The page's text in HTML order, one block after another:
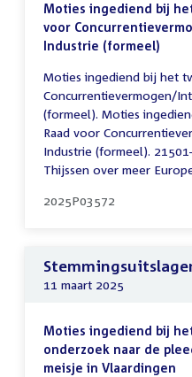
Moties ingediend bij
voor
Industrie (formeel)
Moties ingediend bij het
Concurrentievermogen/
(formeel). Moties
Raad voor
Industrie (formeel).
Thijssen over meer
2025P03572
11 maart 2025
Moties ingediend bij
onderzoek naar de
meisje in Vlaardingen